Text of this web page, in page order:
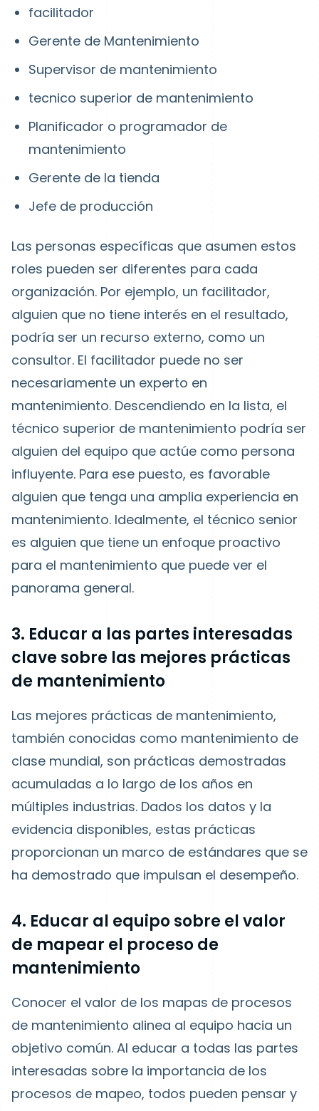
facilitador
Gerente de Mantenimiento
Supervisor de mantenimiento
tecnico superior de mantenimiento
Planificador o programador de
mantenimiento
Gerente de la tienda
Jefe de producción
Las personas específicas que asumen estos
roles pueden ser diferentes para cada
organización. Por ejemplo, un facilitador,
alguien que no tiene interés en el resultado,
podría ser un recurso externo, como un
consultor. El facilitador puede no ser
necesariamente un experto en
mantenimiento. Descendiendo en la lista, el
técnico superior de mantenimiento podría ser
alguien del equipo que actúe como persona
influyente. Para ese puesto, es favorable
alguien que tenga una amplia experiencia en
mantenimiento. Idealmente, el técnico senior
es alguien que tiene un enfoque proactivo
para el mantenimiento que puede ver el
panorama general.
3. Educar a las partes interesadas
clave sobre las mejores prácticas
de mantenimiento
Las mejores prácticas de mantenimiento,
también conocidas como mantenimiento de
clase mundial, son prácticas demostradas
acumuladas a lo largo de los años en
múltiples industrias. Dados los datos y la
evidencia disponibles, estas prácticas
proporcionan un marco de estándares que se
ha demostrado que impulsan el desempeño.
4. Educar al equipo sobre el valor
de mapear el proceso de
mantenimiento
Conocer el valor de los mapas de procesos
de mantenimiento alinea al equipo hacia un
objetivo común. Al educar a todas las partes
interesadas sobre la importancia de los
procesos de mapeo, todos pueden pensar y